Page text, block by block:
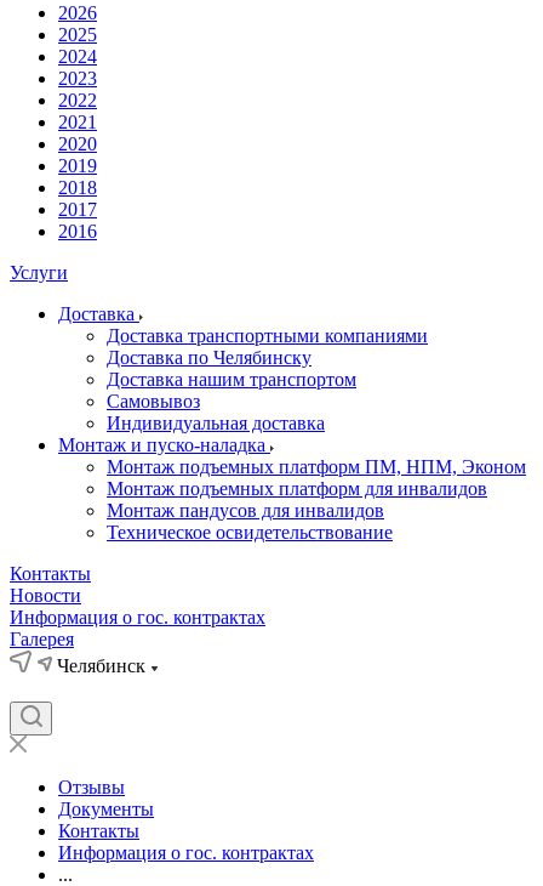
2026
2025
2024
2023
2022
2021
2020
2019
2018
2017
2016
Услуги
Доставка
Доставка транспортными компаниями
Доставка по Челябинску
Доставка нашим транспортом
Самовывоз
Индивидуальная доставка
Монтаж и пуско-наладка
Монтаж подъемных платформ ПМ, НПМ, Эконом
Монтаж подъемных платформ для инвалидов
Монтаж пандусов для инвалидов
Техническое освидетельствование
Контакты
Новости
Информация о гос. контрактах
Галерея
Челябинск
Отзывы
Документы
Контакты
Информация о гос. контрактах
...